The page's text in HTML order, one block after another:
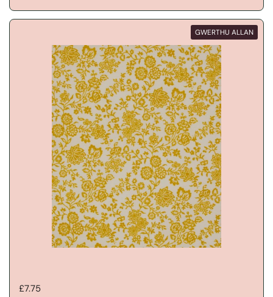
Price:
£7.75
GWERTHU ALLAN